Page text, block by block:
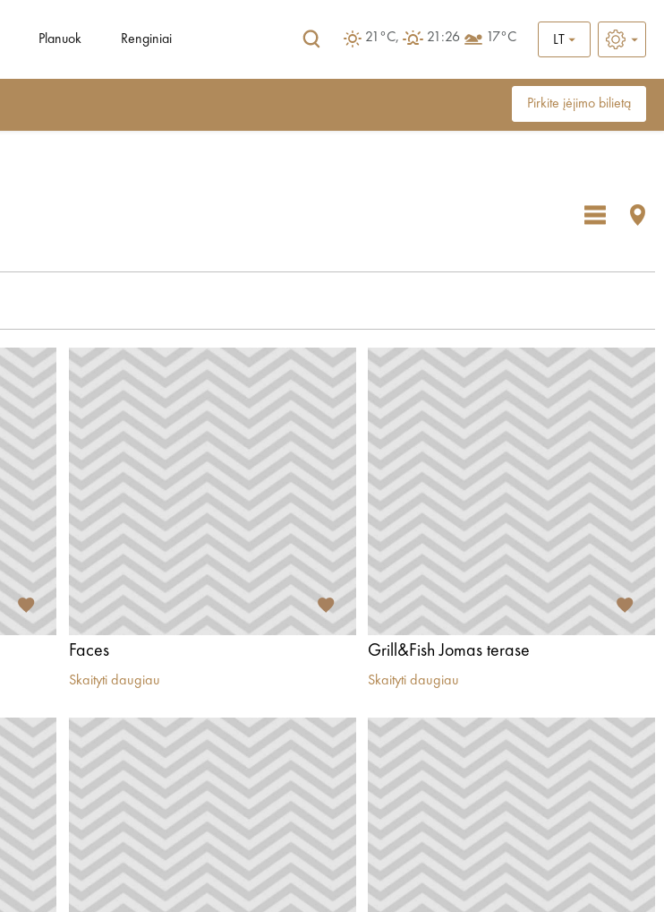
Planuok Renginiai 21°C, 21:26 17°C LT
Pirkite įėjimo bilietą
Faces
Skaityti daugiau
Grill&Fish Jomas terase
Skaityti daugiau